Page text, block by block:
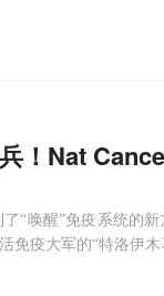
！Nat
“唤醒”免疫系统的
免疫大军的“特洛伊木